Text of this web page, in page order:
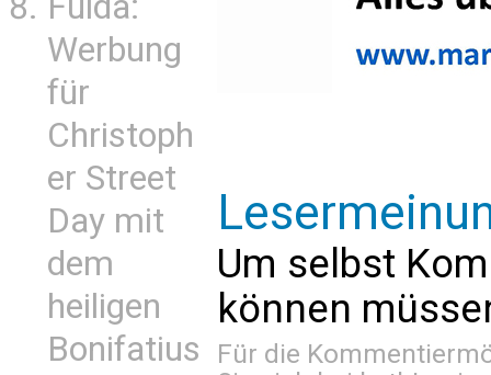
Werbung
für
Christoph
er Street
Day mit
dem
heiligen
Bonifatius
Um selbst
können
Für die